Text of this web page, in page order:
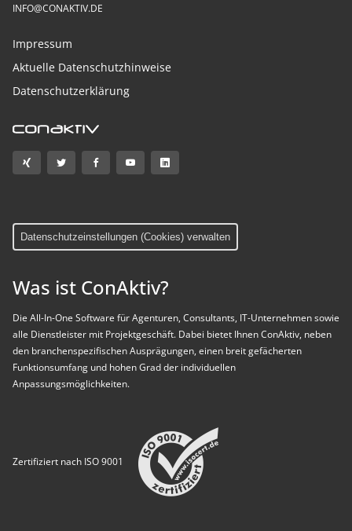
INFO@CONAKTIV.DE
Impressum
Aktuelle Datenschutzhinweise
Datenschutzerklärung
Datenschutzeinstellungen (Cookies) verwalten
Was ist ConAktiv?
Die All-In-One Software für Agenturen, Consultants, IT-Unternehmen sowie
alle Dienstleister mit Projektgeschäft. Dabei bietet Ihnen ConAktiv, neben
den branchenspezifischen Ausprägungen, einen breit gefächerten
Funktionsumfang und hohen Grad der individuellen
Anpassungsmöglichkeiten.
Zertifiziert nach ISO 9001